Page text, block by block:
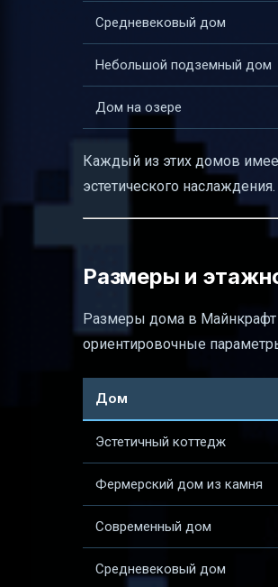
Средневековый дом
Небольшой подземный дом
Дом на озере
Каждый из этих домов
эстетического наслаждения.
Размеры и
Размеры дома в Майнкрафт
ориентировочные
Дом
Эстетичный коттедж
Фермерский дом из камня
Современный дом
Средневековый дом